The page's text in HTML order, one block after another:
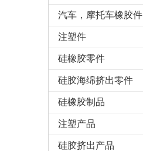
汽车，摩托车橡胶件
注塑件
硅橡胶零件
硅胶海绵挤出零件
硅橡胶制品
注塑产品
硅胶挤出产品